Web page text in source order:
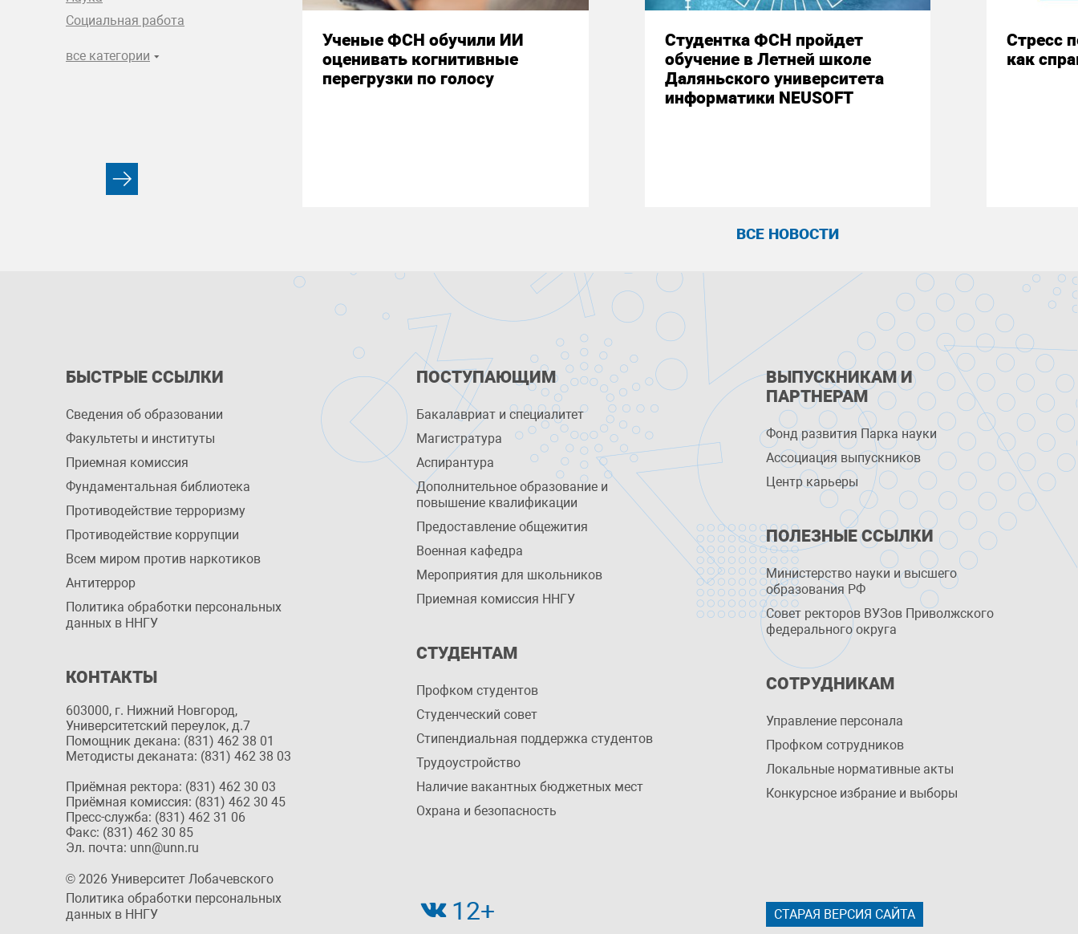
Социальная работа
все категории
Ученые ФСН обучили ИИ
оценивать когнитивные
перегрузки по голосу
Студентка ФСН пройдет
обучение в Летней школе
Даляньского университета
информатики NEUSOFT
Стресс
как
ВСЕ НОВОСТИ
БЫСТРЫЕ ССЫЛКИ
Сведения об образовании
Факультеты и институты
Приемная комиссия
Фундаментальная библиотека
Противодействие терроризму
Противодействие коррупции
Всем миром против наркотиков
Антитеррор
Политика обработки персональных
данных в ННГУ
КОНТАКТЫ
603000, г. Нижний Новгород,
Университетский переулок, д.7
Помощник декана: (831) 462 38 01
Методисты деканата: (831) 462 38 03
Приёмная ректора: (831) 462 30 03
Приёмная комиссия: (831) 462 30 45
Пресс-служба: (831) 462 31 06
Факс: (831) 462 30 85
Эл. почта: unn@unn.ru
ПОСТУПАЮЩИМ
Бакалавриат и специалитет
Магистратура
Аспирантура
Дополнительное образование и
повышение квалификации
Предоставление общежития
Военная кафедра
Мероприятия для школьников
Приемная комиссия ННГУ
СТУДЕНТАМ
Профком студентов
Студенческий совет
Стипендиальная поддержка студентов
Трудоустройство
Наличие вакантных бюджетных мест
Охрана и безопасность
ВЫПУСКНИКАМ И
ПАРТНЕРАМ
Фонд развития Парка науки
Ассоциация выпускников
Центр карьеры
ПОЛЕЗНЫЕ ССЫЛКИ
Министерство науки и высшего
образования РФ
Совет ректоров ВУЗов Приволжского
федерального округа
СОТРУДНИКАМ
Управление персоналa
Профком сотрудников
Локальные нормативные акты
Конкурсное избрание и выборы
© 2026 Университет Лобачевского
Политика обработки персональных
данных в ННГУ
12+ СТАРАЯ ВЕРСИЯ САЙТА